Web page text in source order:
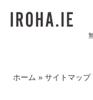
ホーム »サイトマップ